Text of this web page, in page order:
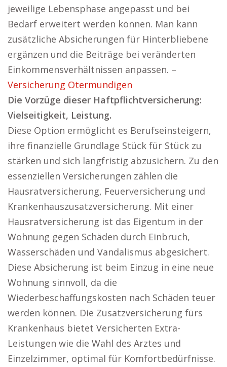
jeweilige Lebensphase angepasst und bei
Bedarf erweitert werden können. Man kann
zusätzliche Absicherungen für Hinterbliebene
ergänzen und die Beiträge bei veränderten
Einkommensverhältnissen anpassen. –
Versicherung Otermundigen
Die Vorzüge dieser Haftpflichtversicherung:
Vielseitigkeit, Leistung.
Diese Option ermöglicht es Berufseinsteigern,
ihre finanzielle Grundlage Stück für Stück zu
stärken und sich langfristig abzusichern. Zu den
essenziellen Versicherungen zählen die
Hausratversicherung, Feuerversicherung und
Krankenhauszusatzversicherung. Mit einer
Hausratversicherung ist das Eigentum in der
Wohnung gegen Schäden durch Einbruch,
Wasserschäden und Vandalismus abgesichert.
Diese Absicherung ist beim Einzug in eine neue
Wohnung sinnvoll, da die
Wiederbeschaffungskosten nach Schäden teuer
werden können. Die Zusatzversicherung fürs
Krankenhaus bietet Versicherten Extra-
Leistungen wie die Wahl des Arztes und
Einzelzimmer, optimal für Komfortbedürfnisse.